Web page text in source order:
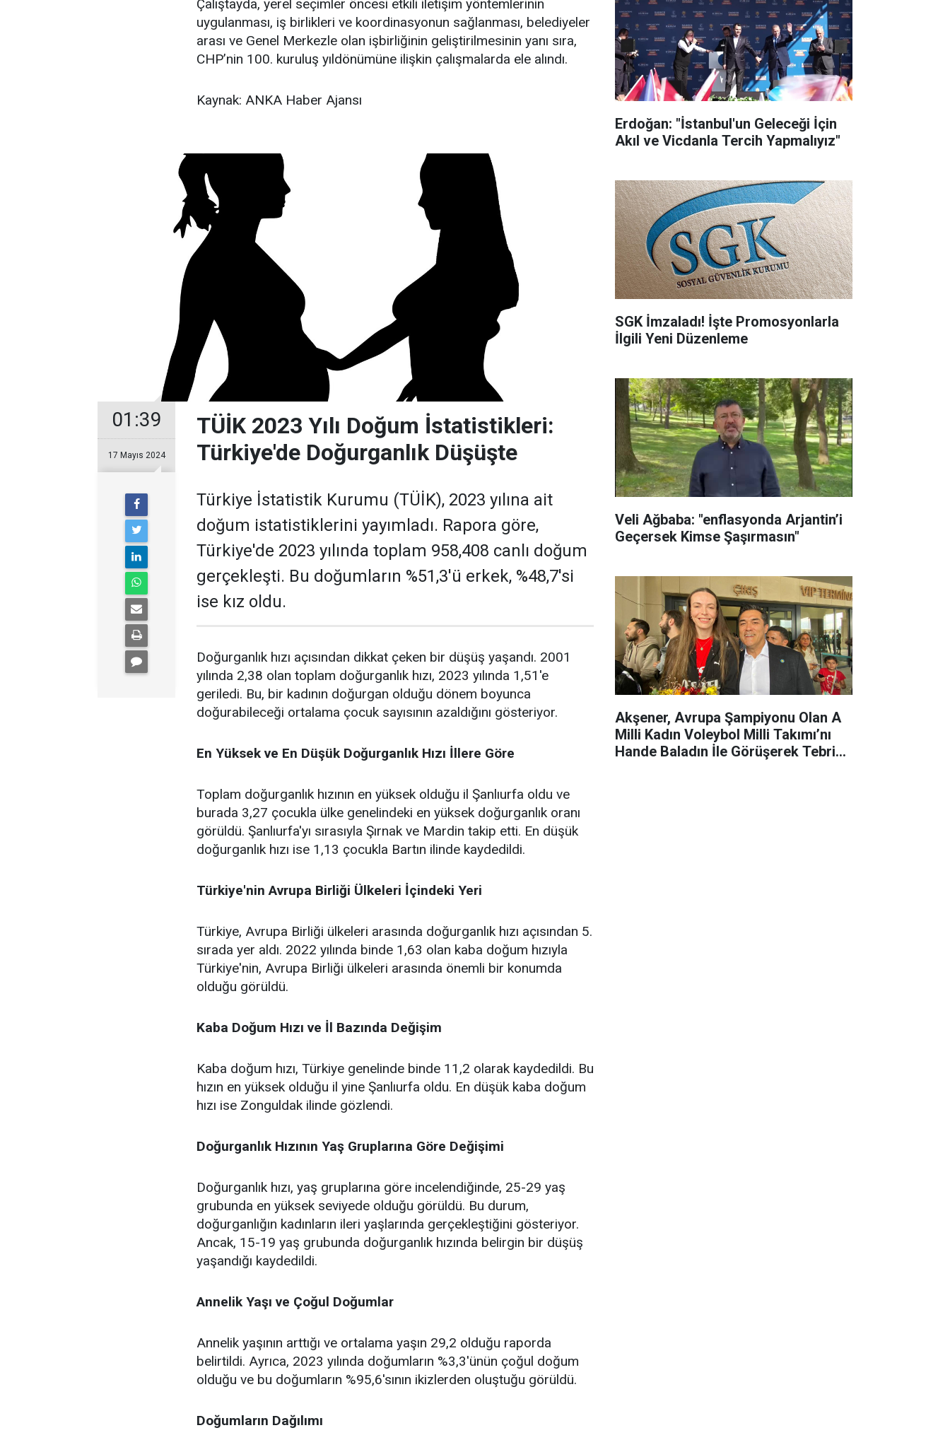
Çalıştayda, yerel seçimler öncesi etkili iletişim yöntemlerinin
uygulanması, iş birlikleri ve koordinasyonun sağlanması, belediyeler
arası ve Genel Merkezle olan işbirliğinin geliştirilmesinin yanı sıra,
CHP’nin 100. kuruluş yıldönümüne ilişkin çalışmalarda ele alındı.
Kaynak: ANKA Haber Ajansı
01:39
17 Mayıs 2024
TÜİK 2023 Yılı Doğum İstatistikleri:
Türkiye'de Doğurganlık Düşüşte
Türkiye İstatistik Kurumu (TÜİK), 2023 yılına ait
doğum istatistiklerini yayımladı. Rapora göre,
Türkiye'de 2023 yılında toplam 958,408 canlı doğum
gerçekleşti. Bu doğumların %51,3'ü erkek, %48,7'si
ise kız oldu.
Doğurganlık hızı açısından dikkat çeken bir düşüş yaşandı. 2001
yılında 2,38 olan toplam doğurganlık hızı, 2023 yılında 1,51'e
geriledi. Bu, bir kadının doğurgan olduğu dönem boyunca
doğurabileceği ortalama çocuk sayısının azaldığını gösteriyor.
En Yüksek ve En Düşük Doğurganlık Hızı İllere Göre
Toplam doğurganlık hızının en yüksek olduğu il Şanlıurfa oldu ve
burada 3,27 çocukla ülke genelindeki en yüksek doğurganlık oranı
görüldü. Şanlıurfa'yı sırasıyla Şırnak ve Mardin takip etti. En düşük
doğurganlık hızı ise 1,13 çocukla Bartın ilinde kaydedildi.
Türkiye'nin Avrupa Birliği Ülkeleri İçindeki Yeri
Türkiye, Avrupa Birliği ülkeleri arasında doğurganlık hızı açısından 5.
sırada yer aldı. 2022 yılında binde 1,63 olan kaba doğum hızıyla
Türkiye'nin, Avrupa Birliği ülkeleri arasında önemli bir konumda
olduğu görüldü.
Kaba Doğum Hızı ve İl Bazında Değişim
Kaba doğum hızı, Türkiye genelinde binde 11,2 olarak kaydedildi. Bu
hızın en yüksek olduğu il yine Şanlıurfa oldu. En düşük kaba doğum
hızı ise Zonguldak ilinde gözlendi.
Doğurganlık Hızının Yaş Gruplarına Göre Değişimi
Doğurganlık hızı, yaş gruplarına göre incelendiğinde, 25-29 yaş
grubunda en yüksek seviyede olduğu görüldü. Bu durum,
doğurganlığın kadınların ileri yaşlarında gerçekleştiğini gösteriyor.
Ancak, 15-19 yaş grubunda doğurganlık hızında belirgin bir düşüş
yaşandığı kaydedildi.
Annelik Yaşı ve Çoğul Doğumlar
Annelik yaşının arttığı ve ortalama yaşın 29,2 olduğu raporda
belirtildi. Ayrıca, 2023 yılında doğumların %3,3'ünün çoğul doğum
olduğu ve bu doğumların %95,6'sının ikizlerden oluştuğu görüldü.
Doğumların Dağılımı
Erdoğan: "İstanbul'un Geleceği İçin
Akıl ve Vicdanla Tercih Yapmalıyız"
SGK İmzaladı! İşte Promosyonlarla
İlgili Yeni Düzenleme
Veli Ağbaba: "enflasyonda Arjantin’i
Geçersek Kimse Şaşırmasın"
Akşener, Avrupa Şampiyonu Olan A
Milli Kadın Voleybol Milli Takımı’nı
Hande Baladın İle Görüşerek Tebrik